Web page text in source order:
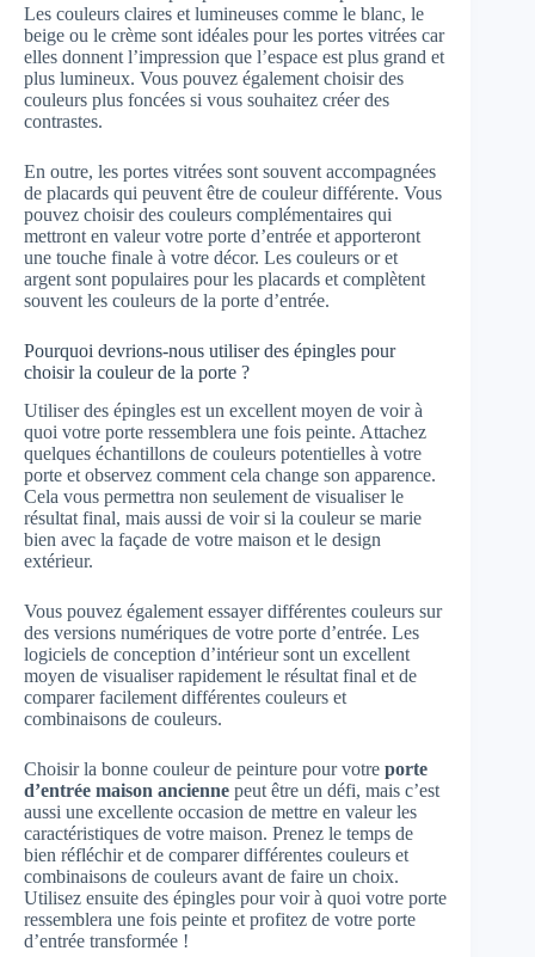
Les couleurs claires et lumineuses comme le blanc, le
beige ou le crème sont idéales pour les portes vitrées car
elles donnent l’impression que l’espace est plus grand et
plus lumineux. Vous pouvez également choisir des
couleurs plus foncées si vous souhaitez créer des
contrastes.
En outre, les portes vitrées sont souvent accompagnées
de placards qui peuvent être de couleur différente. Vous
pouvez choisir des couleurs complémentaires qui
mettront en valeur votre porte d’entrée et apporteront
une touche finale à votre décor. Les couleurs or et
argent sont populaires pour les placards et complètent
souvent les couleurs de la porte d’entrée.
Pourquoi devrions-nous utiliser des épingles pour
choisir la couleur de la porte ?
Utiliser des épingles est un excellent moyen de voir à
quoi votre porte ressemblera une fois peinte. Attachez
quelques échantillons de couleurs potentielles à votre
porte et observez comment cela change son apparence.
Cela vous permettra non seulement de visualiser le
résultat final, mais aussi de voir si la couleur se marie
bien avec la façade de votre maison et le design
extérieur.
Vous pouvez également essayer différentes couleurs sur
des versions numériques de votre porte d’entrée. Les
logiciels de conception d’intérieur sont un excellent
moyen de visualiser rapidement le résultat final et de
comparer facilement différentes couleurs et
combinaisons de couleurs.
Choisir la bonne couleur de peinture pour votre porte
d’entrée maison ancienne peut être un défi, mais c’est
aussi une excellente occasion de mettre en valeur les
caractéristiques de votre maison. Prenez le temps de
bien réfléchir et de comparer différentes couleurs et
combinaisons de couleurs avant de faire un choix.
Utilisez ensuite des épingles pour voir à quoi votre porte
ressemblera une fois peinte et profitez de votre porte
d’entrée transformée !